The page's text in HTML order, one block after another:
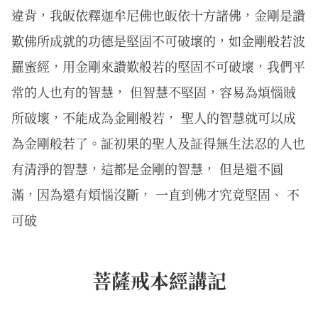
違背，我皈依釋迦牟尼佛也皈依十方諸佛，金剛是讚
歎佛所成就的功德是堅固不可破壞的，如金剛般若波
羅蜜經，用金剛來讚歎般若的堅固不可破壞，我們平
常的人也有的智慧， 但智慧不堅固，容易為煩惱賊
所破壞，不能成為金剛般若， 聖人的智慧就可以成
為金剛般若了。証初果的聖人及証得無生法忍的人也
有清淨的智慧，這都是金剛的智慧， 但是還不圓
滿，因為還有煩惱沒斷， 一直到佛才究竟堅固、 不
可破
菩薩戒本經講記